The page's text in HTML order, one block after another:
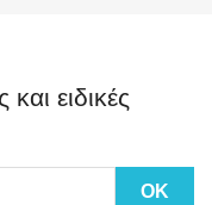
ειδικές